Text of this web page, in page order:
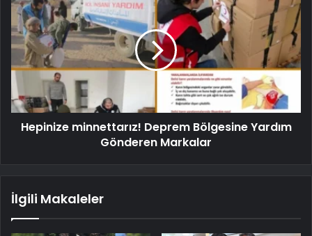
Hepinize minnettarız! Deprem Bölgesine Yardım
Gönderen Markalar
İlgili Makaleler